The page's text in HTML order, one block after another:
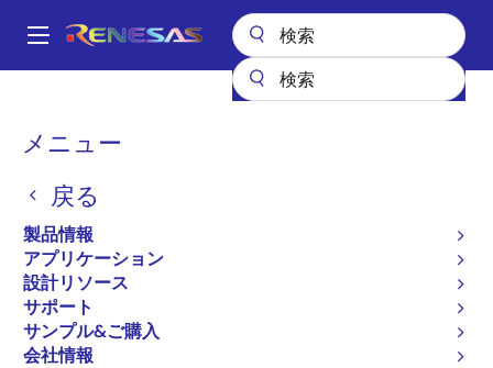
ン
Main
メニュー
戻る
製品情報
アプリケーション
設計リソース
サポート
サンプル&ご購入
会社情報
パ
く
ず
パワー & パワーマネジメント
DC/DCコンバータ
ISL91133
廃止品
入出力バイパス付き、高効率2.3A昇圧
レギュレータ